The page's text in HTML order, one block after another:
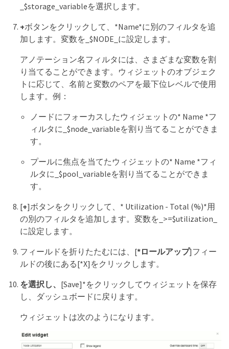
_$storage_variableを選択します。
+ボタンをクリックして、*Name*に別のフィルタを追
加します。変数を_$NODE_に設定します。
アノテーション名フィルタには、さまざまな変数を割
り当てることができます。ウィジェットのオブジェク
トに応じて、名前と変数のペアを最下位レベルで使用
します。例：
ノードにフォーカスしたウィジェットの* Name *フ
ィルタに_$node_variableを割り当てることができま
す。
プールに焦点を当てたウィジェットの* Name *フィ
ルタに_$pool_variableを割り当てることができま
す。
[+]ボタンをクリックして、* Utilization - Total (%)*用
の別のフィルタを追加します。変数を_>=$utilization_
に設定します。
フィールドを折りたたむには、[*ロールアップ]フィー
ルドの後にある[*X]をクリックします。
を選択し、 [Save]*をクリックしてウィジェットを保存
し、ダッシュボードに戻ります。
ウィジェットは次のようになります。